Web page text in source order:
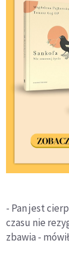
- Pan jest
czasu nie
zbawia -